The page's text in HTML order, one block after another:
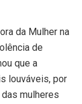
da Mulher na
de
que a
louváveis, por
mulheres